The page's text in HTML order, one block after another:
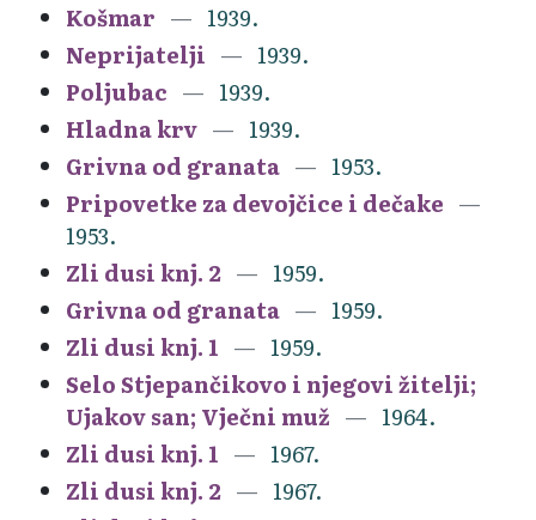
Košmar
1939.
Neprijatelji
1939.
Poljubac
1939.
Hladna krv
1939.
Grivna od granata
1953.
Pripovetke za devojčice i dečake
1953.
Zli dusi knj. 2
1959.
Grivna od granata
1959.
Zli dusi knj. 1
1959.
Selo Stjepančikovo i njegovi žitelji;
Ujakov san; Vječni muž
1964.
Zli dusi knj. 1
1967.
Zli dusi knj. 2
1967.